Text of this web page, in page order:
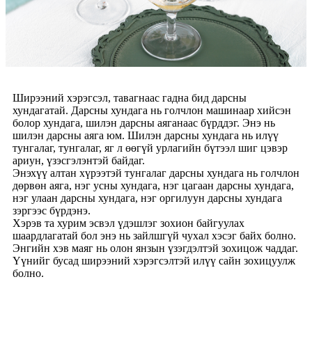
Ширээний хэрэгсэл, тавагнаас гадна бид дарсны
хундагатай. Дарсны хундага нь голчлон машинаар хийсэн
болор хундага, шилэн дарсны аяганаас бүрддэг. Энэ нь
шилэн дарсны аяга юм. Шилэн дарсны хундага нь илүү
тунгалаг, тунгалаг, яг л өөгүй урлагийн бүтээл шиг цэвэр
ариун, үзэсгэлэнтэй байдаг.
Энэхүү алтан хүрээтэй тунгалаг дарсны хундага нь голчлон
дөрвөн аяга, нэг усны хундага, нэг цагаан дарсны хундага,
нэг улаан дарсны хундага, нэг оргилуун дарсны хундага
зэргээс бүрдэнэ.
Хэрэв та хурим эсвэл үдэшлэг зохион байгуулах
шаардлагатай бол энэ нь зайлшгүй чухал хэсэг байх болно.
Энгийн хэв маяг нь олон янзын үзэгдэлтэй зохицож чаддаг.
Үүнийг бусад ширээний хэрэгсэлтэй илүү сайн зохицуулж
болно.